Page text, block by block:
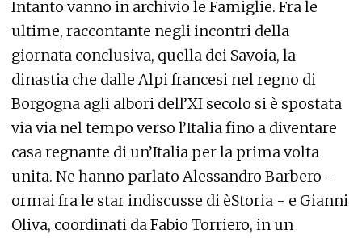
Intanto vanno in archivio le Famiglie. Fra le
ultime, raccontante negli incontri della
giornata conclusiva, quella dei Savoia, la
dinastia che dalle Alpi francesi nel regno di
Borgogna agli albori dell’XI secolo si è spostata
via via nel tempo verso l’Italia fino a diventare
casa regnante di un’Italia per la prima volta
unita. Ne hanno parlato Alessandro Barbero -
ormai fra le star indiscusse di èStoria - e Gianni
Oliva, coordinati da Fabio Torriero, in un